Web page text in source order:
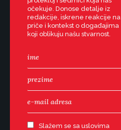
očekuje. Donose detalje iz
redakcije, iskrene reakcije na
priče i kontekst o događajima
koji oblikuju našu stvarnost.
Slažem se sa uslovima